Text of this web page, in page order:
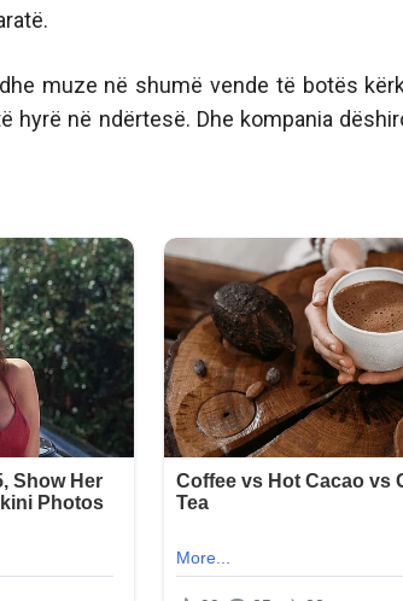
muze në shumë vende të botës
në ndërtesë. Dhe kompania